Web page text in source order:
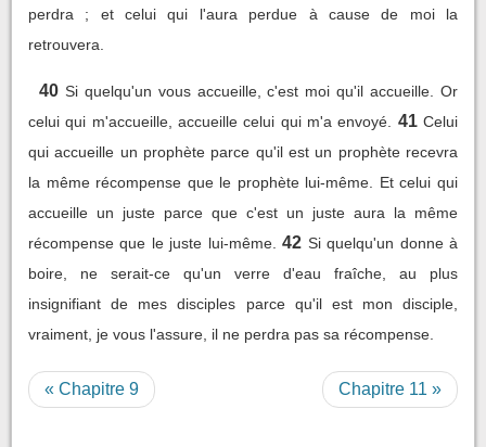
perdra ; et celui qui l'aura perdue à cause de moi la
retrouvera.
40 Si quelqu'un vous accueille, c'est moi qu'il accueille. Or
celui qui m'accueille, accueille celui qui m'a envoyé.
41 Celui
qui accueille un prophète parce qu'il est un prophète recevra
la même récompense que le prophète lui-même. Et celui qui
accueille un juste parce que c'est un juste aura la même
récompense que le juste lui-même. 42 Si quelqu'un donne à
boire, ne serait-ce qu'un verre d'eau fraîche, au plus
insignifiant de mes disciples parce qu'il est mon disciple,
vraiment, je vous l'assure, il ne perdra pas sa récompense.
« Chapitre 9 Chapitre 11 »